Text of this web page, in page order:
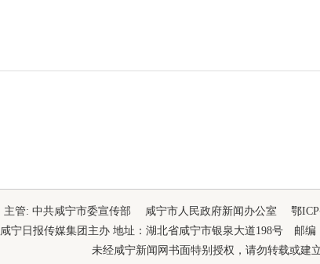
主管: 中共咸宁市委宣传部 咸宁市人民政府新闻办公室 鄂
咸宁日报传媒集团主办 地址：湖北省咸宁市银泉大道198号 邮编
未经咸宁新闻网书面特别授权，请勿转载或建